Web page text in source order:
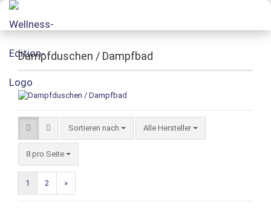
Dampfduschen / Dampfbad
Sortieren nach Alle Hersteller
8 pro Seite
1 2 »